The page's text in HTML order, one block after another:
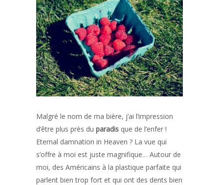
Malgré le nom de ma bière, j’ai l’impression
d’être plus près du paradis que de l’enfer !
Eternal damnation in Heaven ? La vue qui
s’offre à moi est juste magnifique… Autour de
moi, des Américains à la plastique parfaite qui
parlent bien trop fort et qui ont des dents bien